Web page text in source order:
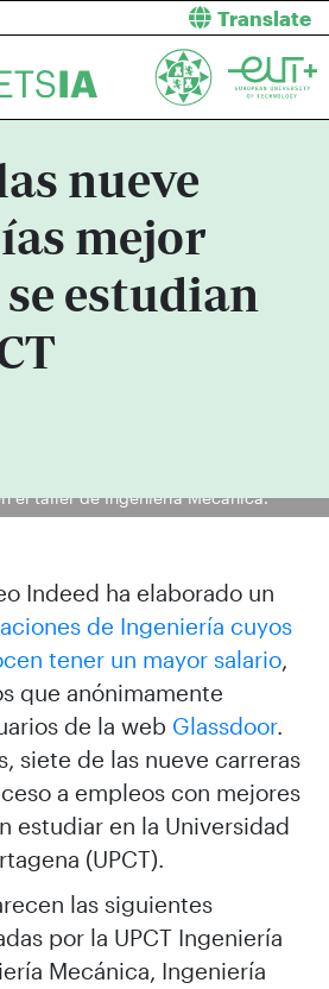
Translate
nueve
mejor
estudian
el taller de Ingeniería Mecánica.
Indeed ha elaborado un
de Ingeniería cuyos
tener un mayor salario,
que anónimamente
de la web Glassdoor.
siete de las nueve carreras
a empleos con mejores
estudiar en la Universidad
(UPCT).
las siguientes
por la UPCT Ingeniería
Mecánica, Ingeniería